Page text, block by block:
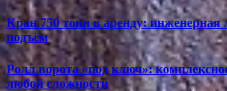
Кран 750 тонн в аренду:
подъём
Ролл ворота «под ключ»:
любой сложности